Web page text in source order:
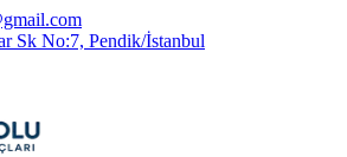
Sk No:7, Pendik/İstanbul